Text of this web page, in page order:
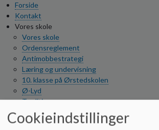
d
Forside
Kontakt
Vores skole
Vores skole
Ordensreglement
Antimobbestrategi
Læring og undervisning
10. klasse på Ørstedskolen
Ø-Lyd
Traditioner
ØRSTEDS-DINEREN
Link til fødevarestyrelsens Smiley-rapport
Cookieindstillinger